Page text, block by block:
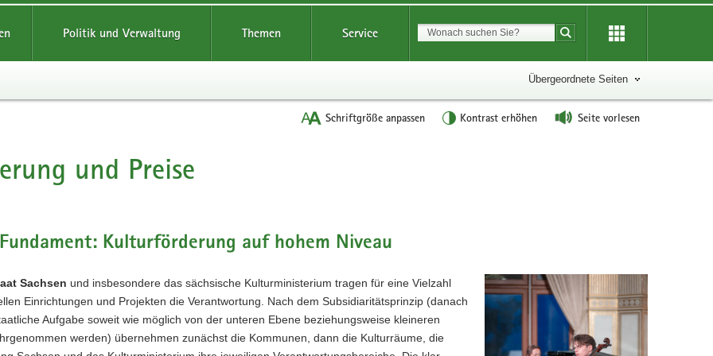
Politik und Verwaltung Themen Service Suchbegriff
Suche starten
Übergeordnete Seiten
Schriftgröße anpassen Kontrast erhöhen Seite vorlesen
und Preise
Kulturförderung auf hohem Niveau
Sachsen und insbesondere das sächsische Kulturministerium tragen für eine Vielzahl
Einrichtungen und Projekten die Verantwortung. Nach dem Subsidiaritätsprinzip (danach
Aufgabe soweit wie möglich von der unteren Ebene beziehungsweise kleineren
werden) übernehmen zunächst die Kommunen, dann die Kulturräume, die